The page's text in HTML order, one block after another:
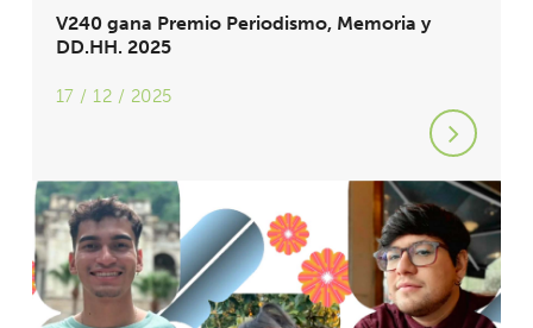
V240 gana Premio Periodismo, Memoria y
DD.HH. 2025
17 / 12 / 2025